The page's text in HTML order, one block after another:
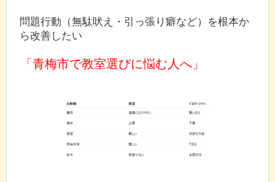
問題行動（無駄吠え・引っ張り癖など）を根本か
ら改善したい
「青梅市で教室選びに悩む人へ」